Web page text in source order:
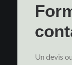
Un devis